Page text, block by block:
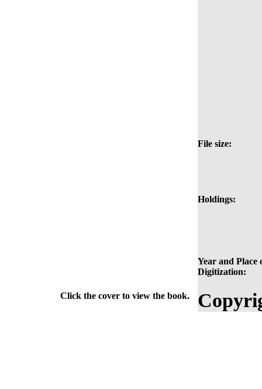
File size:
Holdings:
Year and Place
Digitization:
Click the cover to view the book.